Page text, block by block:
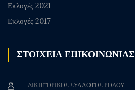
Εκλογές 2021
Εκλογές 2017
ΣΤΟΙΧΕΙΑ ΕΠΙΚΟΙΝΩΝΙΑΣ
ΔΙΚΗΓΟΡΙΚΟΣ ΣΥΛΛΟΓΟΣ ΡΟΔΟΥ